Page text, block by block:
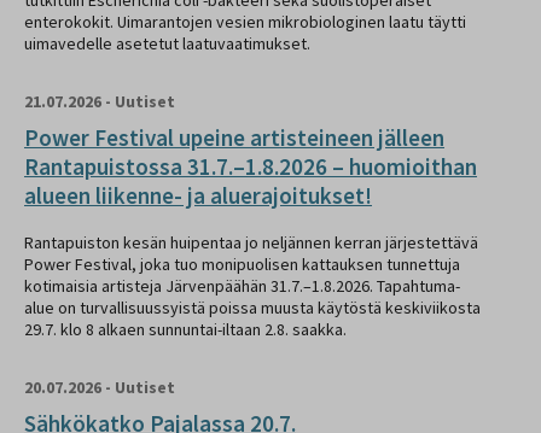
enterokokit. Uimarantojen vesien mikrobiologinen laatu täytti
uimavedelle asetetut laatuvaatimukset.
21.07.2026 - Uutiset
Power Festival upeine artisteineen jälleen
Rantapuistossa 31.7.–1.8.2026 – huomioithan
alueen liikenne- ja aluerajoitukset!
Rantapuiston kesän huipentaa jo neljännen kerran järjestettävä
Power Festival, joka tuo monipuolisen kattauksen tunnettuja
kotimaisia artisteja Järvenpäähän 31.7.–1.8.2026. Tapahtuma-
alue on turvallisuussyistä poissa muusta käytöstä keskiviikosta
29.7. klo 8 alkaen sunnuntai-iltaan 2.8. saakka.
20.07.2026 - Uutiset
Sähkökatko Pajalassa 20.7.